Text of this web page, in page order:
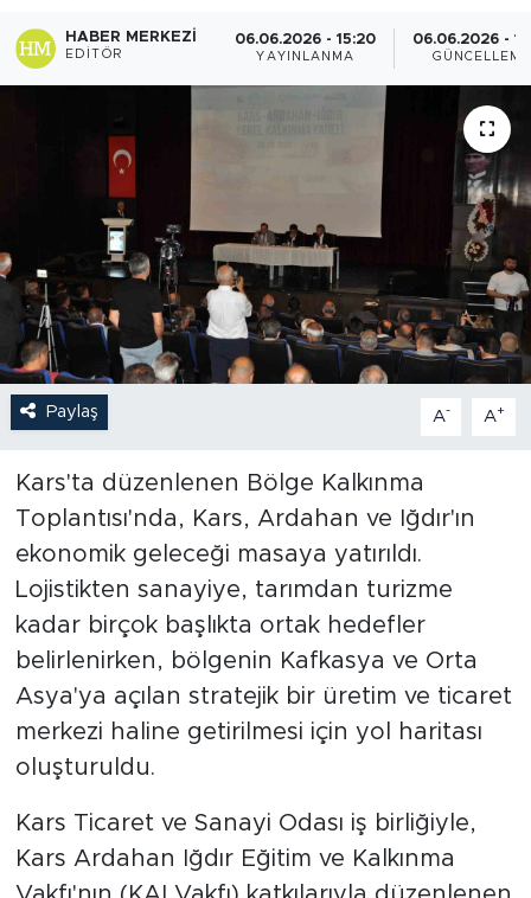
HABER MERKEZI
EDITÖR
06.06.2026 - 15:20
YAYINLANMA
06.06.2026 -
GÜNCELLEME
Paylaş A- A+
Kars'ta düzenlenen Bölge Kalkınma
Toplantısı'nda, Kars, Ardahan ve Iğdır'ın
ekonomik geleceği masaya yatırıldı.
Lojistikten sanayiye, tarımdan turizme
kadar birçok başlıkta ortak hedefler
belirlenirken, bölgenin Kafkasya ve Orta
Asya'ya açılan stratejik bir üretim ve ticaret
merkezi haline getirilmesi için yol haritası
oluşturuldu.
Kars Ticaret ve Sanayi Odası iş birliğiyle,
Kars Ardahan Iğdır Eğitim ve Kalkınma